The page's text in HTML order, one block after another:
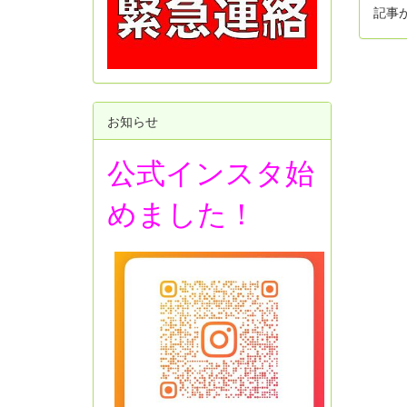
記事
お知らせ
公式インスタ始
めました！